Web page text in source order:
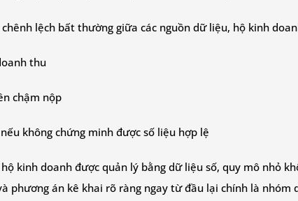
lệch bất thường giữa các nguồn dữ liệu, hộ kinh
thu
chậm nộp
không chứng minh được số liệu hợp lệ
kinh doanh được quản lý bằng dữ liệu số, quy mô nhỏ
phương án kê khai rõ ràng ngay từ đầu lại chính là nhóm